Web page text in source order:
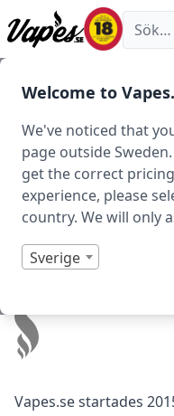
Welcome to
We've noticed that
page outside
get the correct
experience, please
country. We will only
Sverige
Vapes.se
Hem/ Produkt
Filtrera & sortera
Visar 0 produkter av 0 totalt
Vapes.se startades